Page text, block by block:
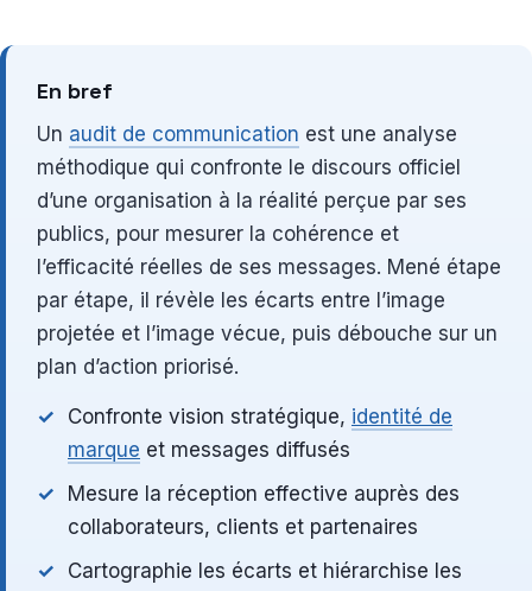
En bref
Un audit de communication est une analyse
méthodique qui confronte le discours officiel
d’une organisation à la réalité perçue par ses
publics, pour mesurer la cohérence et
l’efficacité réelles de ses messages. Mené étape
par étape, il révèle les écarts entre l’image
projetée et l’image vécue, puis débouche sur un
plan d’action priorisé.
Confronte vision stratégique, identité de
marque et messages diffusés
Mesure la réception effective auprès des
collaborateurs, clients et partenaires
Cartographie les écarts et hiérarchise les